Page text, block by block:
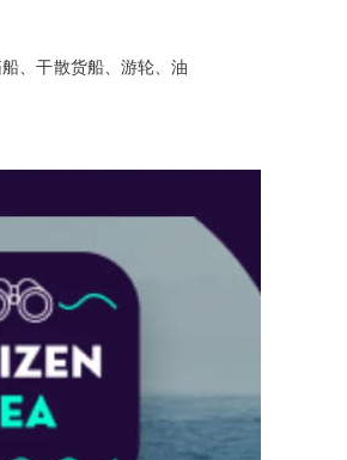
、干散货船、游轮、油